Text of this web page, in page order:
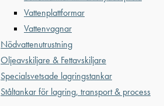
Vattenplattformar
Vattenvagnar
Nödvattenutrustning
Oljeavskiljare & Fettavskiljare
Specialsvetsade lagringstankar
Ståltankar för lagring, transport & process